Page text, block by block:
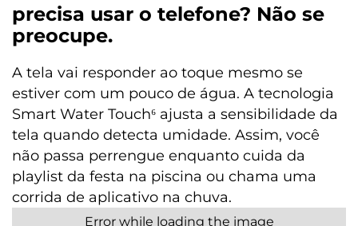
Bluetooth
Bluetooth® 5.4
Radio FM: Sim
GPS; Glonass, GALILEO; QZSS
Certificado de homologação Anatel
08268-24-00330
precisa usar o telefone? Não se
preocupe.
A tela vai responder ao toque mesmo se
estiver com um pouco de água. A tecnologia
Smart Water Touch⁶ ajusta a sensibilidade da
tela quando detecta umidade. Assim, você
não passa perrengue enquanto cuida da
playlist da festa na piscina ou chama uma
corrida de aplicativo na chuva.